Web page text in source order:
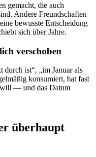
gemacht, die auch
Andere Freundschaften
bewusste Entscheidung
sich über Jahre.
verschoben
durch ist“, „im Januar als
konsumiert, hat fast
will — und das Datum
überhaupt